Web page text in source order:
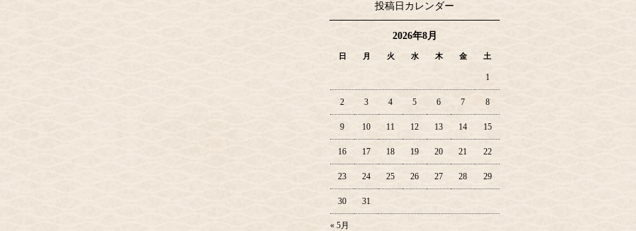
投稿日カレンダー
2026年8月
日 月 火 水 木 金 土
« 5月
1
2 3 4 5 6 7 8
9 10 11 12 13 14 15
16 17 18 19 20 21 22
23 24 25 26 27 28 29
30 31